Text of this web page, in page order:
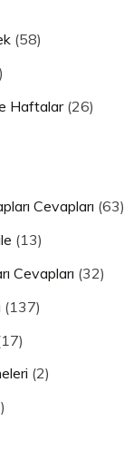
(58)
Haftalar(26)
Cevapları (63)
(13)
Cevapları (32)
(137)
(2)